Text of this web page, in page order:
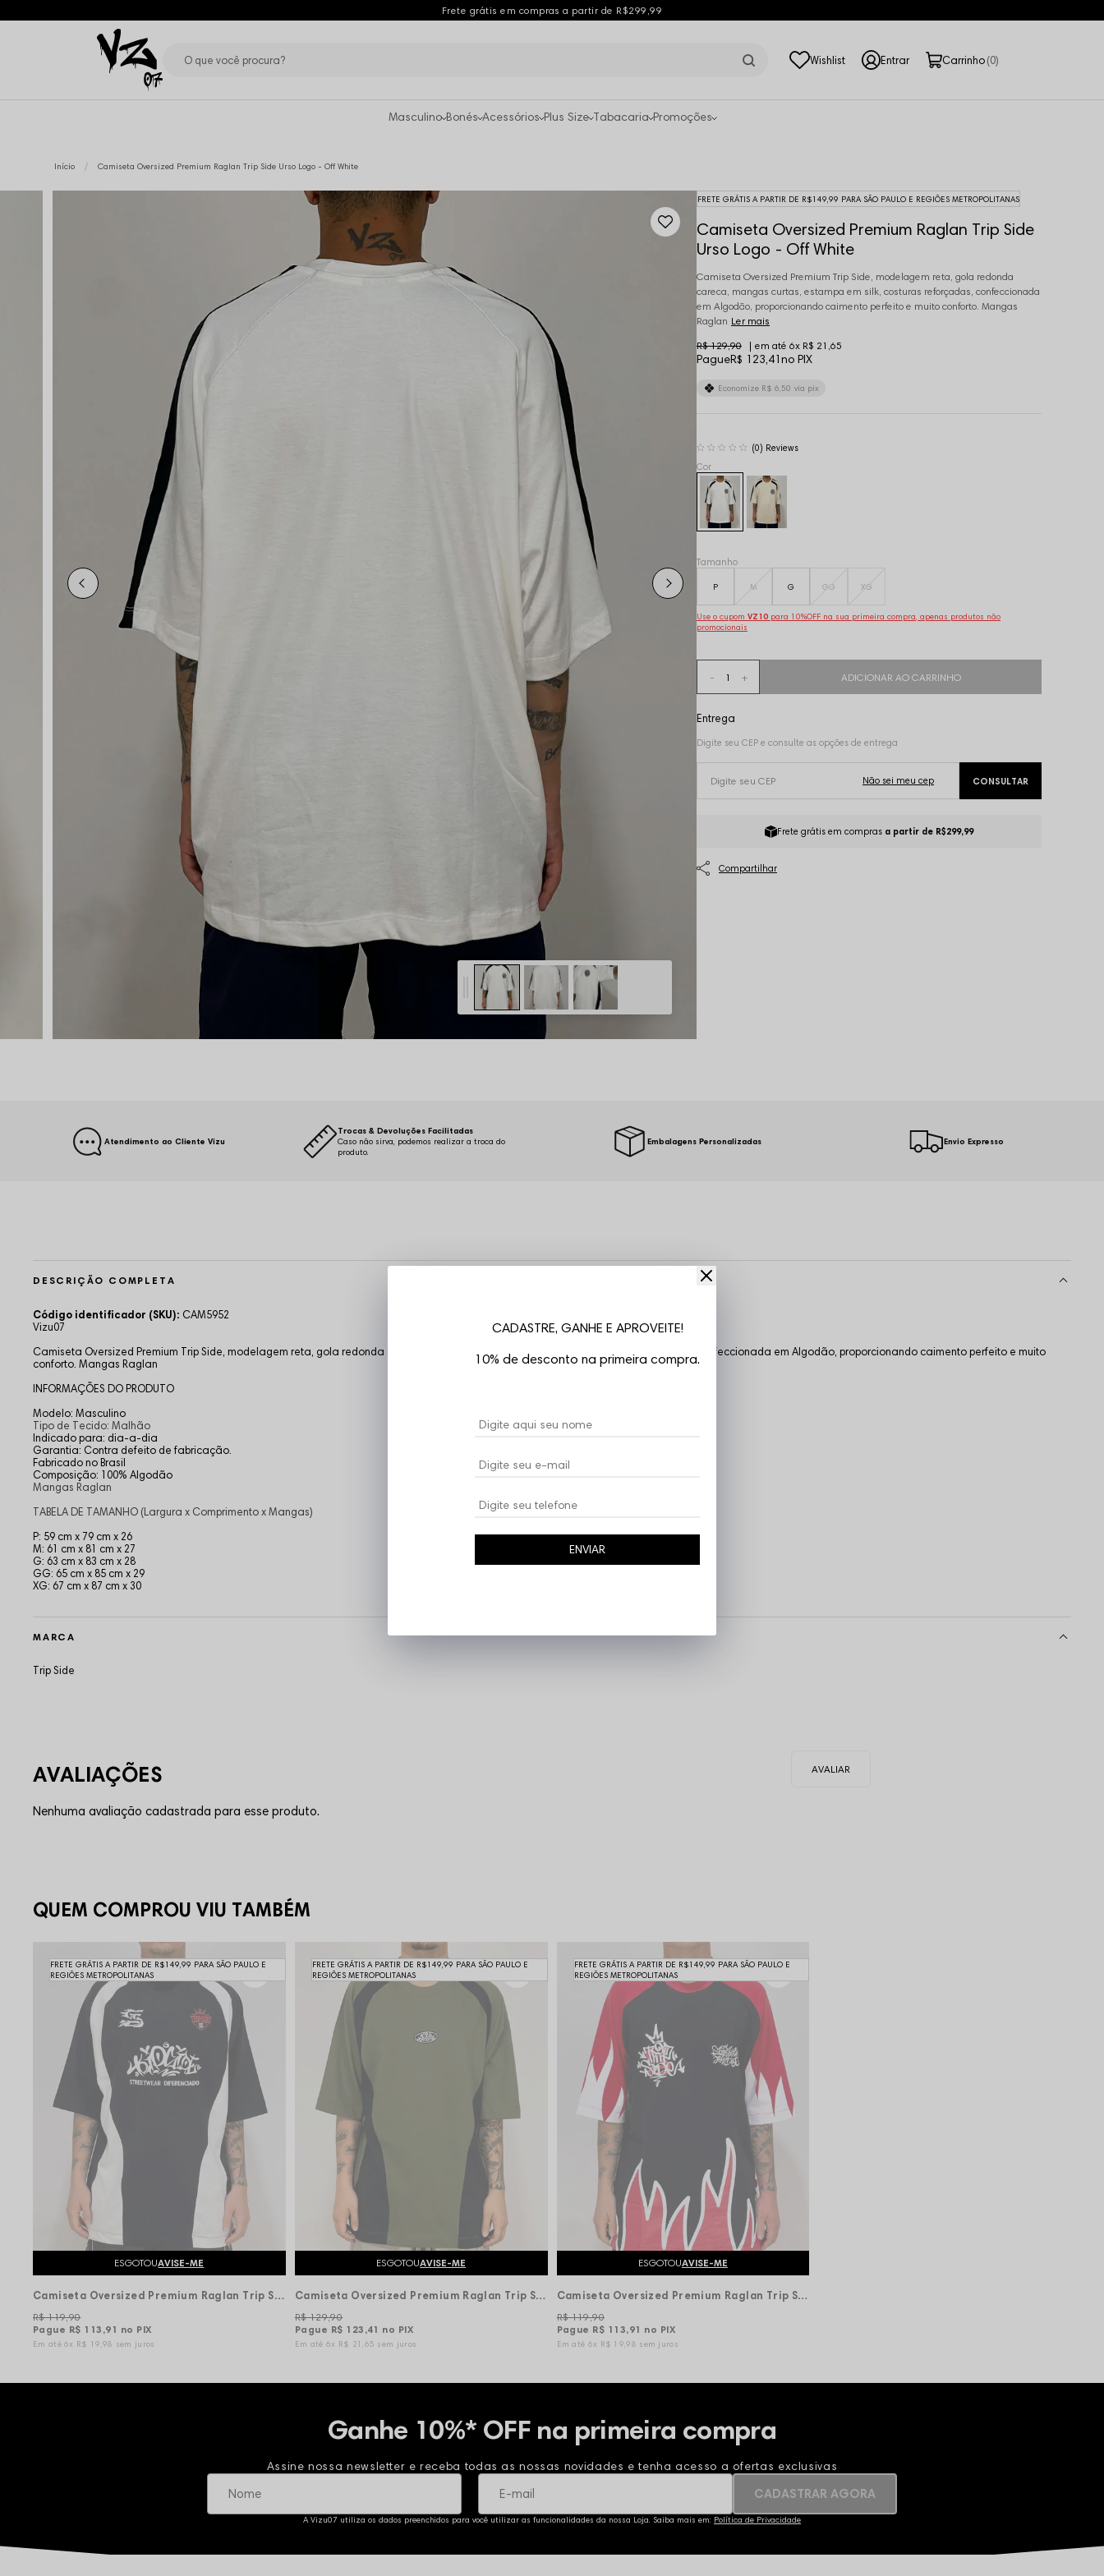
Frete grátis em compras a partir de R$299,99
0
Masculino Bonés Acessórios Plus Size Tabacaria Promoções
Início Camiseta Oversized Premium Raglan Trip Side Urso Logo - Off White
FRETE GRÁTIS A PARTIR DE R$149,99 PARA SÃO PAULO E REGIÕES METROPOLITANAS
Camiseta Oversized Premium Raglan Trip Side
Urso Logo - Off White
Camiseta Oversized Premium Trip Side, modelagem reta, gola redonda
careca, mangas curtas, estampa em silk, costuras reforçadas, confeccionada
em Algodão, proporcionando caimento perfeito e muito conforto. Mangas
Raglan Ler mais
PagueR$ 123,41no PIX
R$ 129,90 6x R$ 21,65
Economize R$ 6,50 via pix
(0)
Tamanho
P M G GG XG
Use o cupom VZ10 para 10%OFF na sua primeira compra, apenas produtos não
promocionais
Frete grátis em compras a partir de R$299,99
Atendimento ao Cliente Vizu
Trocas & Devoluções Facilitadas
Caso não sirva, podemos realizar a troca do
produto.
Embalagens Personalizadas Envio Expresso
DESCRIÇÃO COMPLETA
Código identificador (SKU): CAM5952
Vizu07
Camiseta Oversized Premium Trip Side, modelagem reta, gola redonda careca, mangas curtas, estampa em silk, costuras reforçadas, confeccionada em Algodão, proporcionando caimento perfeito e muito
conforto. Mangas Raglan
INFORMAÇÕES DO PRODUTO
Modelo: Masculino
Tipo de Tecido: Malhão
Indicado para: dia-a-dia
Garantia: Contra defeito de fabricação.
Fabricado no Brasil
Composição: 100% Algodão
Mangas Raglan
TABELA DE TAMANHO (Largura x Comprimento x Mangas)
P: 59 cm x 79 cm x 26
M: 61 cm x 81 cm x 27
G: 63 cm x 83 cm x 28
GG: 65 cm x 85 cm x 29
XG: 67 cm x 87 cm x 30
MARCA
Trip Side
Nenhuma avaliação cadastrada para esse produto.
QUEM COMPROU VIU TAMBÉM
FRETE GRÁTIS A PARTIR DE R$149,99 PARA SÃO PAULO E
REGIÕES METROPOLITANAS
ESGOTOUAVISE-ME
Camiseta Oversized Premium Raglan Trip Side Tag Code - Preta
Pague R$ 113,91 no PIX
R$ 119,90
6x R$ 19,98 sem juros
FRETE GRÁTIS A PARTIR DE R$149,99 PARA SÃO PAULO E
REGIÕES METROPOLITANAS
ESGOTOUAVISE-ME
Camiseta Oversized Premium Raglan Trip Side Recorte - Verde Musgo/Preta
Pague R$ 123,41 no PIX
R$ 129,90
6x R$ 21,65 sem juros
FRETE GRÁTIS A PARTIR DE R$149,99 PARA SÃO PAULO E
REGIÕES METROPOLITANAS
ESGOTOUAVISE-ME
Camiseta Oversized Premium Raglan Trip Side Flame - Preta
Pague R$ 113,91 no PIX
R$ 119,90
6x R$ 19,98 sem juros
Ganhe 10%* OFF na primeira compra
Assine nossa newsletter e receba todas as nossas novidades e tenha acesso a ofertas exclusivas
CADASTRAR AGORA
A Vizu07 utiliza os dados preenchidos para você utilizar as funcionalidades da nossa Loja. Saiba mais em: Política de Privacidade
CADASTRE, GANHE E APROVEITE!
10% de desconto na primeira compra.
ENVIAR